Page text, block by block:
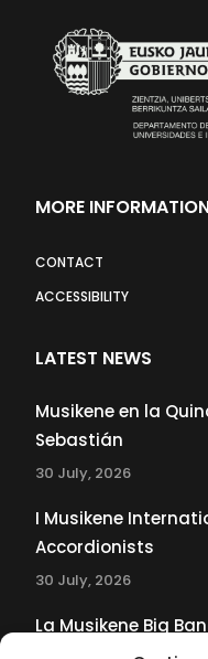
MORE
CONTACT
ACCESSIBILITY
LATEST NEWS
Musikene en la
Sebastián
30 July, 2026
I Musikene
Accordionists
30 July, 2026
La Musikene Big
Tolliver en el 61